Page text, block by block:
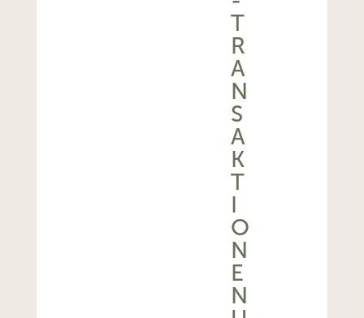
T
R
A
N
S
A
K
T
I
O
N
E
N